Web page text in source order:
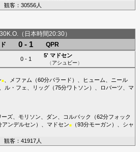
観客：30556人
（日本時間20:30）
0 - 1 QPR
0 - 1
5' マドセン
（アシュビー）
■、 メファム （60分バラード ）、 ヒューム ニール
ル・フェ リッグ（75分ワトソン ）、 ロバーツ
マ
ーズ、 モリソン ダン コルバック （62分フォック
アンデルセン ）、 マドセン■（93分モーガン ）、 シャ
観客：41917人